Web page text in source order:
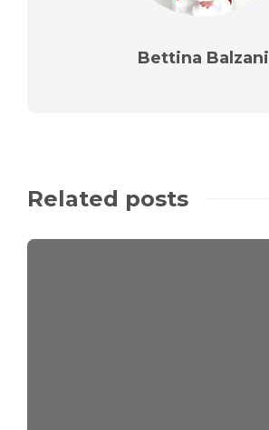
Bettina Balzani
Related posts